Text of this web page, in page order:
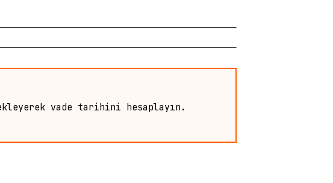
vade tarihini hesaplayın.